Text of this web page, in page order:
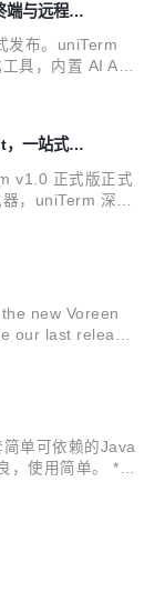
Redis 键值浏
的目标是一个软
GitHub：gi
与远程管
发布。uniTerm
具，内置 AI Age
Telnet、Mosh
新增串口终端与
键等功能。 v1.1
强，补齐了日
一站式跨
v1.0 正式版正式
，uniTerm 深度
面管控、数据库
开源免费，基于
、Linux 全
终端工具。 一、
量、高性能跨平
new Voreen
our last releas
data sets excee
单可依赖的Java
，使用简单。 *
览器支持： IE
Comp...